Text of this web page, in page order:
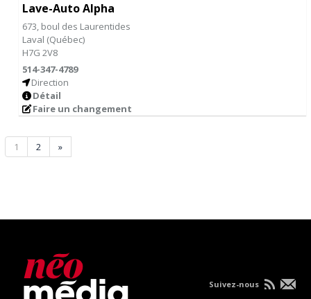
Lave-Auto Alpha
673, boul des Laurentides
Laval (Québec)
H7G 2V8
514-347-4789
Direction
Détail
Faire un changement
1 2 »
Suivez-nous